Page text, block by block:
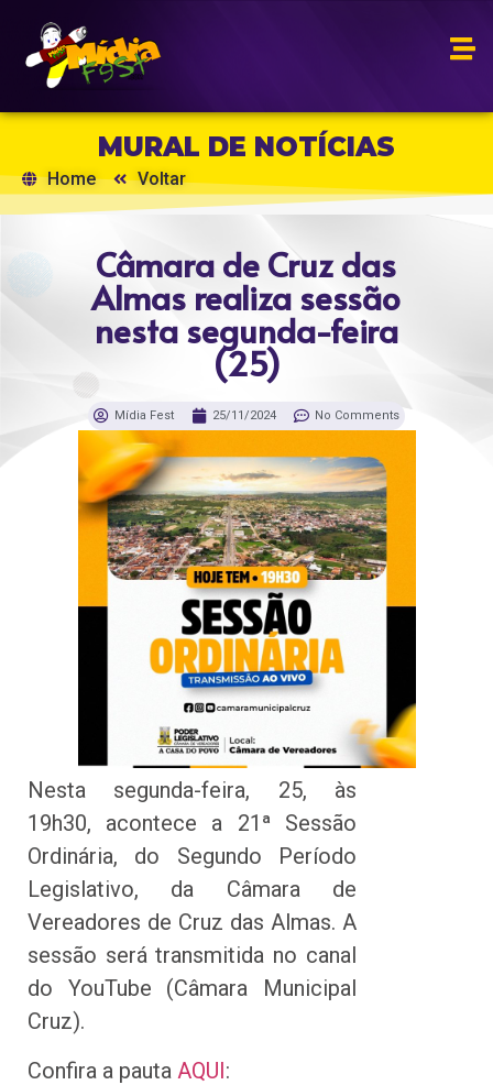
MURAL DE NOTÍCIAS
Home Voltar
Câmara de Cruz das
Almas realiza sessão
nesta segunda-feira
(25)
Mídia Fest 25/11/2024 No Comments
Nesta segunda-feira, 25, às
19h30, acontece a 21ª Sessão
Ordinária, do Segundo Período
Legislativo, da Câmara de
Vereadores de Cruz das Almas. A
sessão será transmitida no canal
do YouTube (Câmara Municipal
Cruz).
Confira a pauta AQUI: